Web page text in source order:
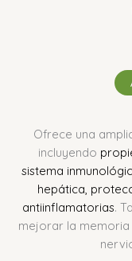
Ofrece una
incluyendo
sistema
hepática,
antiinflamatorias.
mejorar la memoria